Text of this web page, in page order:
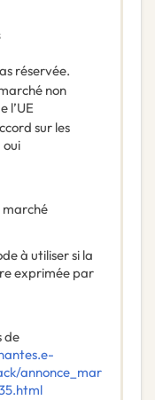
réservée.
non
l’UE
sur les
oui
marché
à utiliser si la
exprimée par
de
annonce_mar